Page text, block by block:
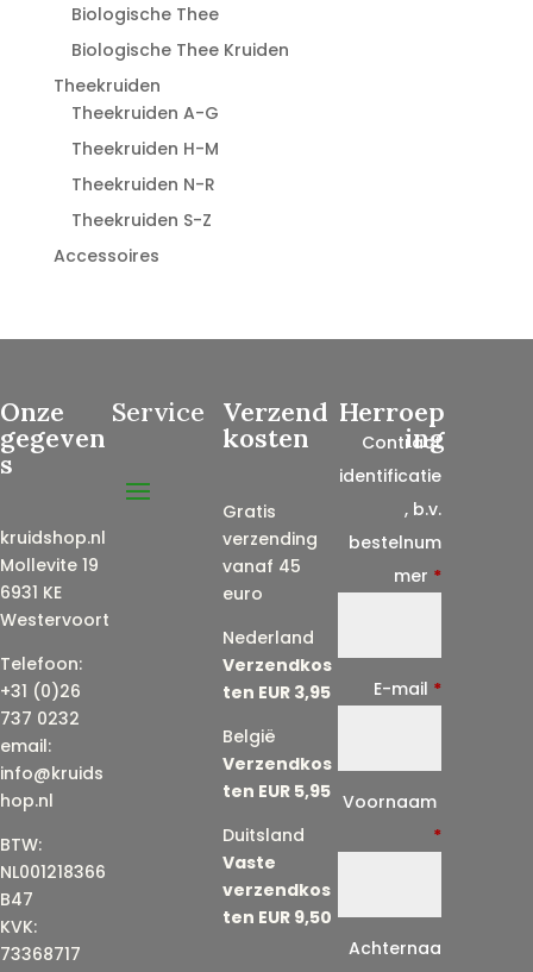
Biologische Thee
Biologische Thee Kruiden
Theekruiden
Theekruiden A-G
Theekruiden H-M
Theekruiden N-R
Theekruiden S-Z
Accessoires
Onze
gegeven
s
kruidshop.nl
Mollevite 19
6931 KE
Westervoort
Telefoon:
+31 (0)26
737 0232
email:
info@kruids
hop.nl
BTW:
NL001218366
B47
KVK:
73368717
Service Verzend
kosten
Gratis
verzending
vanaf 45
euro
Nederland
Verzendkos
ten EUR 3,95
België
Verzendkos
ten EUR 5,95
Duitsland
Vaste
verzendkos
ten EUR 9,50
Herroep
ing
Contract
identificatie
, b.v.
bestelnum
mer *
E-mail *
Voornaam
*
Achternaa